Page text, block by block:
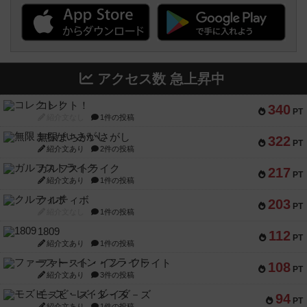
アクセス数 急上昇中
340 PT
コレクト！
1件の投稿
322 PT
無限まちがいさがし
紹介文あり 2件の投稿
217 PT
ガルフストライク
紹介文あり 1件の投稿
203 PT
クルティボ
1件の投稿
112 PT
1809
紹介文あり 1件の投稿
108 PT
ファースト・イン・フライト
紹介文あり 3件の投稿
94 PT
モズビ－ズ・レイダ－ズ